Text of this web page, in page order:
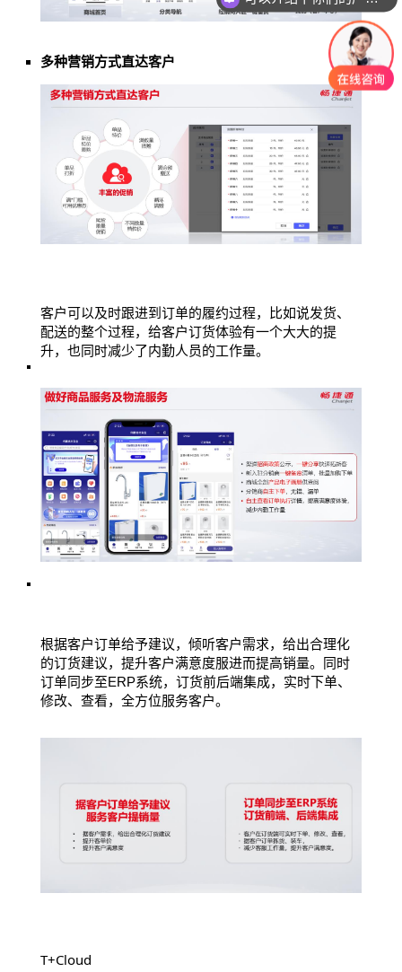
多种营销方式直达客户
客户可以及时跟进到订单的履约过程，比如说发货、
配送的整个过程，给客户订货体验有一个大大的提
升，也同时减少了内勤人员的工作量。
根据客户订单给予建议，倾听客户需求，给出合理化
的订货建议，提升客户满意度服进而提高销量。同时
订单同步至ERP系统，订货前后端集成，实时下单、
修改、查看，全方位服务客户。
T+Cloud